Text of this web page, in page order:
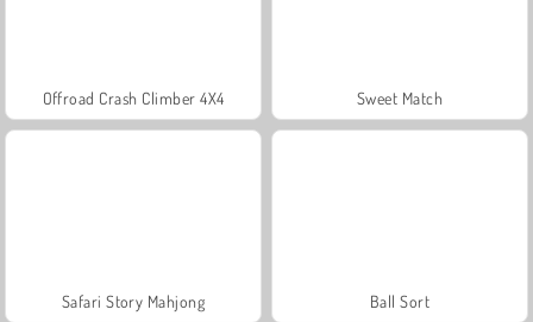
Offroad Crash Climber 4X4 Sweet Match
Safari Story Mahjong Ball Sort